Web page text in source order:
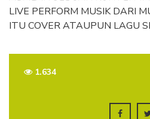
LIVE PERFORM MUSIK DARI
ITU COVER ATAUPUN LAGU
1.634